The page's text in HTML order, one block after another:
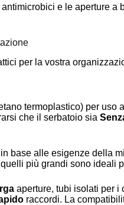
antimicrobici e le aperture
per la vostra
termoplastico) per uso
che il serbatoio sia
base alle esigenze della
più grandi sono ideali
aperture, tubi isolati per i
raccordi. La